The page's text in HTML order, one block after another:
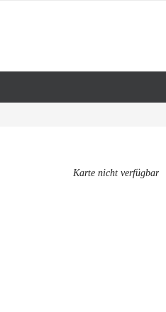
Karte nicht verfügbar